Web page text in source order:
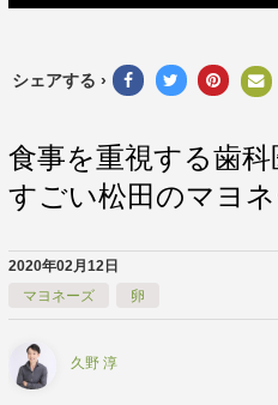
シェアする ›
食事を重視する歯
すごい松田のマヨ
2020年02月12日
マヨネーズ
卵
久野 淳